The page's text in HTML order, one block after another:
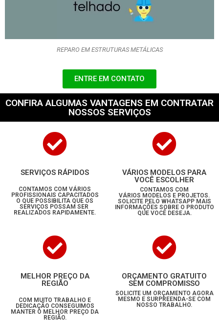
REPARO EM ESTRUTURAS METÁLICAS
ENTRE EM CONTATO
CONFIRA ALGUMAS VANTAGENS EM CONTRATAR
NOSSOS SERVIÇOS
SERVIÇOS RÁPIDOS
CONTAMOS COM VÁRIOS
PROFISSIONAIS CAPACITADOS
O QUE POSSIBILITA QUE OS
SERVIÇOS POSSAM SER
REALIZADOS RAPIDAMENTE.
VÁRIOS MODELOS PARA
VOCÊ ESCOLHER
CONTAMOS COM
VÁRIOS MODELOS E PROJETOS.
SOLICITE PELO WHATSAPP MAIS
INFORMAÇÕES SOBRE O PRODUTO
QUE VOCÊ DESEJA.
MELHOR PREÇO DA
REGIÃO
COM MUITO TRABALHO E
DEDICAÇÃO CONSEGUIMOS
MANTER O MELHOR PREÇO DA
REGIÃO.
ORÇAMENTO GRATUITO
SEM COMPROMISSO
SOLICITE UM ORÇAMENTO AGORA
MESMO E SURPREENDA-SE COM
NOSSO TRABALHO.